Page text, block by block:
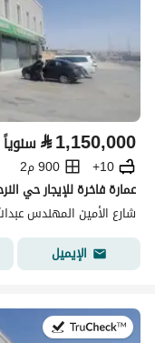
⃁1,150,000 سنوياً
10+
900 م2
عمارة فاخرة للإيجار حي
الإيميل